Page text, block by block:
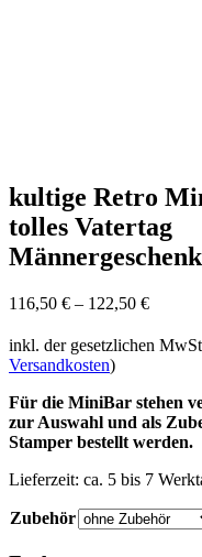
kultige Retro
tolles Vatertag
Männergeschenk
116,50 € – 122,50 €
inkl. der gesetzlichen
Versandkosten)
Für die MiniBar stehen
zur Auswahl und als
Stamper bestellt werden.
Lieferzeit: ca. 5 bis 7
Zubehör